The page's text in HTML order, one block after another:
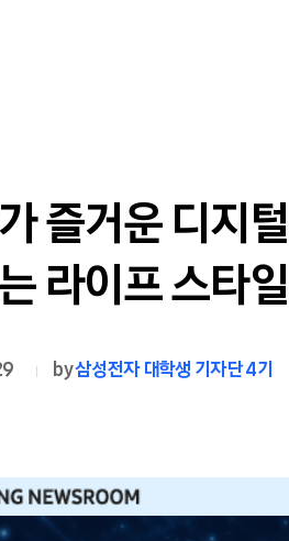
즐거운 디지
라이프 스타
by삼성전자 대학생 기자단 4기